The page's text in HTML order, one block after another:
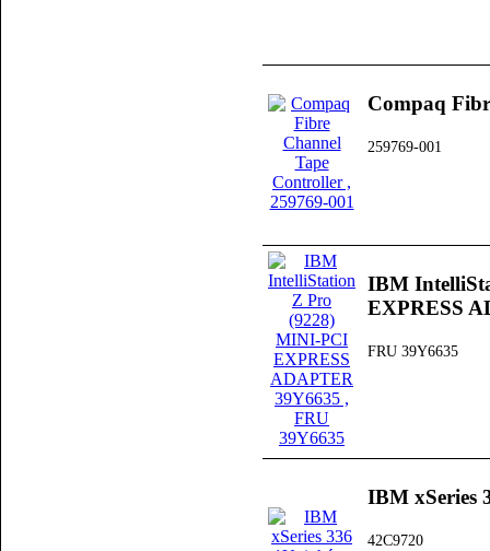
Compaq
259769-001
IBM
EXPRESS
FRU 39Y6635
IBM xSeries
42C9720